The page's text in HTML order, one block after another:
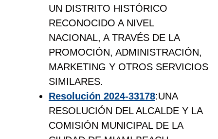
UN DISTRITO HISTÓRICO
RECONOCIDO A NIVEL
NACIONAL, A TRAVÉS DE LA
PROMOCIÓN, ADMINISTRACIÓN,
MARKETING Y OTROS SERVICIOS
SIMILARES.
Resolución 2024-33178:UNA
RESOLUCIÓN DEL ALCALDE Y LA
COMISIÓN MUNICIPAL DE LA